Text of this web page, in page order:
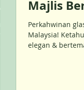
Majlis
Taman
Nampak
Perkahwinan
Malaysia!
elegan &